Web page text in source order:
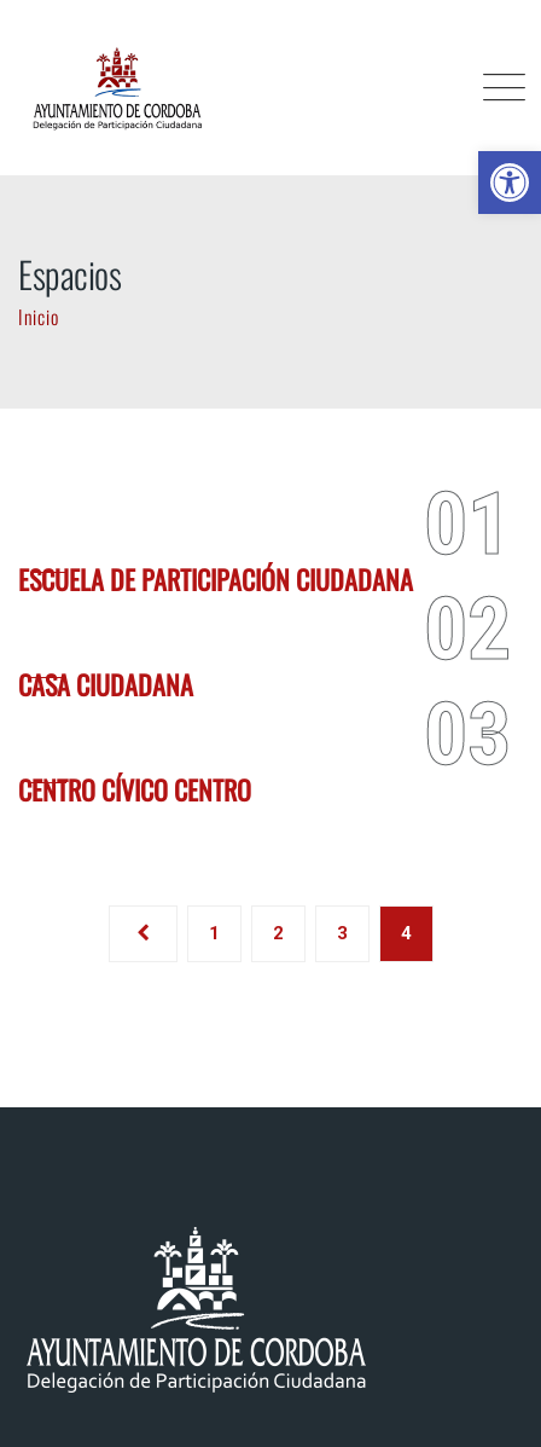
Espacios
Inicio
ESCUELA DE PARTICIPACIÓN CIUDADANA
CASA CIUDADANA
CENTRO CÍVICO CENTRO
1 2 3 4